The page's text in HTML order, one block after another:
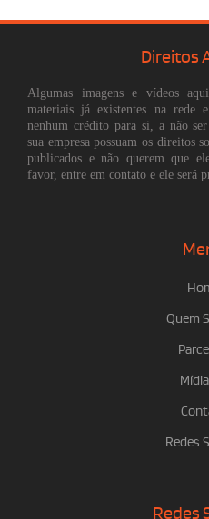
Direitos
Algumas imagens e vídeos
materiais já existentes na rede
nenhum crédito para si, a não
sua empresa possuam os direitos
publicados e não querem que
favor, entre em contato e ele será
Quem
Redes
Redes